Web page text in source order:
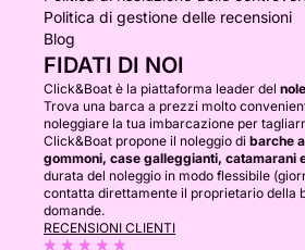
Politica di gestione delle recensioni
Blog
FIDATI DI NOI
Click&Boat è la piattaforma leader del
Trova una barca a prezzi molto
noleggiare la tua imbarcazione per
Click&Boat propone il noleggio di barche
gommoni, case galleggianti, catamarani
durata del noleggio in modo flessibile
contatta direttamente il proprietario della
domande.
RECENSIONI CLIENTI